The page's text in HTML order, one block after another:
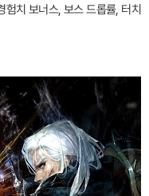
치 보너스, 보스 드롭률, 터치